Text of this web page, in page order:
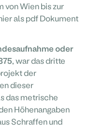
von Wien bis zur
als pdf Dokument
oder
, war das dritte
der
dieser
das metrische
Höhenangaben
Schraffen und